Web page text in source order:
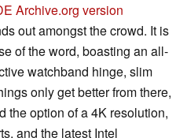
Archive.org version
out amongst the crowd. It is
of the word, boasting an all-
watchband hinge, slim
only get better from there,
the option of a 4K resolution,
and the latest Intel